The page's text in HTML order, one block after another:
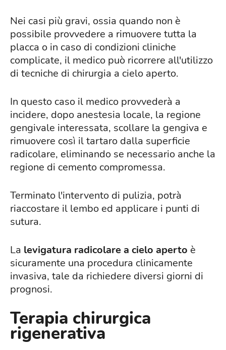
Nei casi più gravi, ossia quando non è
possibile provvedere a rimuovere tutta la
placca o in caso di condizioni cliniche
complicate, il medico può ricorrere all'utilizzo
di tecniche di chirurgia a cielo aperto.
In questo caso il medico provvederà a
incidere, dopo anestesia locale, la regione
gengivale interessata, scollare la gengiva e
rimuovere così il tartaro dalla superficie
radicolare, eliminando se necessario anche la
regione di cemento compromessa.
Terminato l'intervento di pulizia, potrà
riaccostare il lembo ed applicare i punti di
sutura.
La levigatura radicolare a cielo aperto è
sicuramente una procedura clinicamente
invasiva, tale da richiedere diversi giorni di
prognosi.
Terapia chirurgica
rigenerativa